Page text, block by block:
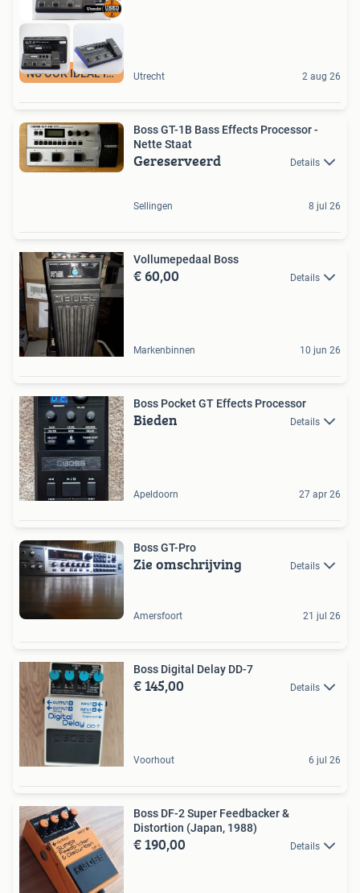
NU OOK IDEAL IN 3 Utrecht 2 aug 26
Boss GT-1B Bass Effects Processor -
Nette Staat
Gereserveerd Details
Sellingen 8 jul 26
Vollumepedaal Boss
€ 60,00 Details
Markenbinnen 10 jun 26
Boss Pocket GT Effects Processor
Bieden Details
Apeldoorn 27 apr 26
Boss GT-Pro
Zie omschrijving Details
Amersfoort 21 jul 26
Boss Digital Delay DD-7
€ 145,00 Details
Voorhout 6 jul 26
Boss DF-2 Super Feedbacker &
Distortion (Japan, 1988)
€ 190,00 Details